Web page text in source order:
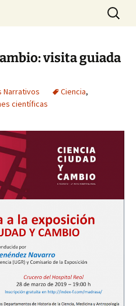
site Buscar:
visita guiada
Narrativos Ciencia,
científicas